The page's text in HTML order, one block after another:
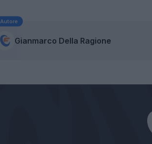
Autore
Gianmarco Della Ragione